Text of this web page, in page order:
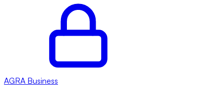
AGRA Business